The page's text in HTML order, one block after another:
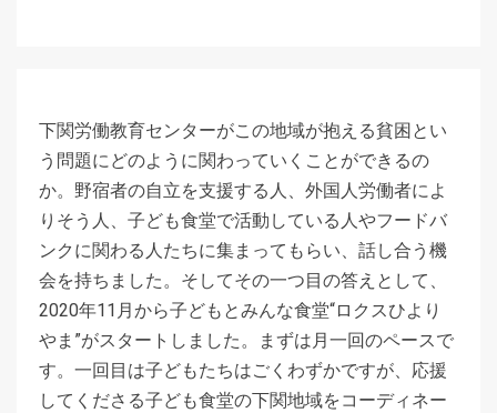
下関労働教育センターがこの地域が抱える貧困とい
う問題にどのように関わっていくことができるの
か。野宿者の自立を支援する人、外国人労働者によ
りそう人、子ども食堂で活動している人やフードバ
ンクに関わる人たちに集まってもらい、話し合う機
会を持ちました。そしてその一つ目の答えとして、
2020年11月から子どもとみんな食堂“ロクスひより
やま”がスタートしました。まずは月一回のペースで
す。一回目は子どもたちはごくわずかですが、応援
してくださる子ども食堂の下関地域をコーディネー